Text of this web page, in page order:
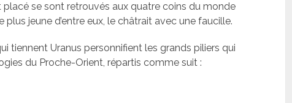
placé se sont retrouvés aux quatre coins du monde
jeune d’entre eux, le châtrait avec une faucille.
tiennent Uranus personnifient les grands piliers qui
du Proche-Orient, répartis comme suit :